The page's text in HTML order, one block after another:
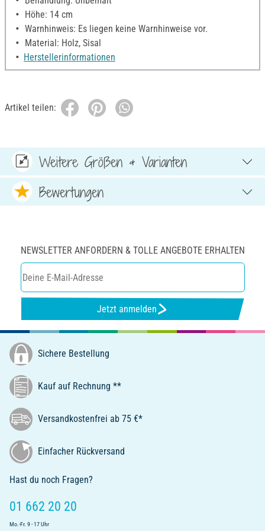
Höhe: 14 cm
Warnhinweis: Es liegen keine Warnhinweise vor.
Material: Holz, Sisal
Herstellerinformationen
Artikel teilen:
Weitere Größen & Varianten
Bewertungen
NEWSLETTER ANFORDERN & TOLLE ANGEBOTE ERHALTEN
Jetzt anmelden
Sichere Bestellung
Kauf auf Rechnung **
Versandkostenfrei ab 75 €*
Einfacher Rückversand
Hast du noch Fragen?
01 662 20 20
Mo.-Fr. 9 - 17 Uhr